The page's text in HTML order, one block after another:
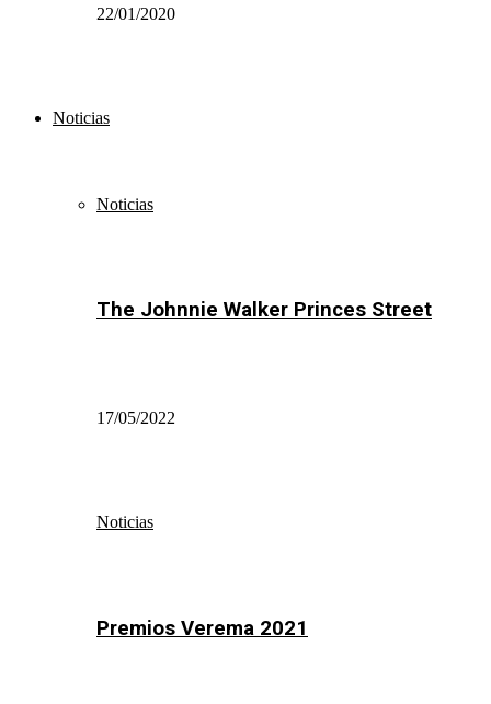
22/01/2020
Noticias
Noticias
The Johnnie Walker Princes Street
17/05/2022
Noticias
Premios Verema 2021